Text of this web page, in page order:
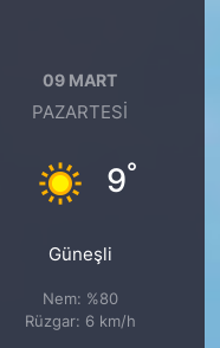
09 MART
PAZARTESI
9°
Güneşli
Nem: %80
Rüzgar: 6 km/h